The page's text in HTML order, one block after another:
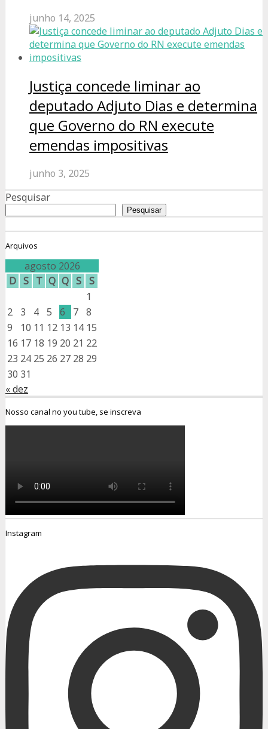
junho 14, 2025
Justiça concede liminar ao
deputado Adjuto Dias e determina
que Governo do RN execute
emendas impositivas
junho 3, 2025
Pesquisar
Pesquisar
Arquivos
agosto 2026
D S T Q Q S
S
1
2
3 4 5 6 7 8
9
10 11 12 13 14 15
16 17 18 19 20 21 22
23 24 25 26 27 28 29
30 31
« dez
Nosso canal no you tube, se inscreva
Instagram